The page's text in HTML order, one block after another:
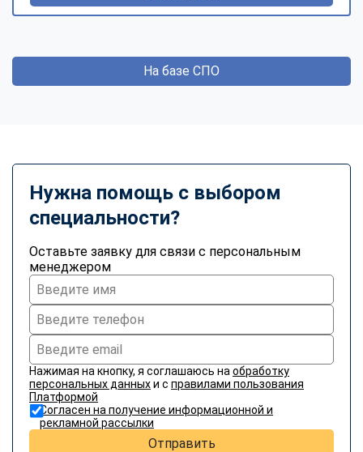
На базе СПО
Нужна помощь с выбором
специальности?
Оставьте заявку для связи с персональным
менеджером
Нажимая на кнопку, я соглашаюсь на обработку
персональных данныхи с правилами пользования
Платформой
Согласен на получение информационной и
рекламной рассылки
Отправить